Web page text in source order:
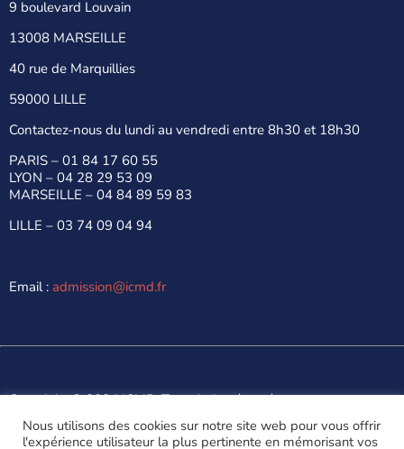
9 boulevard Louvain
13008 MARSEILLE
40 rue de Marquillies
59000 LILLE
Contactez-nous du lundi au vendredi entre 8h30 et 18h30
PARIS – 01 84 17 60 55
LYON – 04 28 29 53 09
MARSEILLE – 04 84 89 59 83
LILLE – 03 74 09 04 94
Email : admission@icmd.fr
Copyright © 2024 ICMD. Tous droits réservés.
Made with
by Digitalify
Nous utilisons des cookies sur notre site web pour vous offrir
l'expérience utilisateur la plus pertinente en mémorisant vos